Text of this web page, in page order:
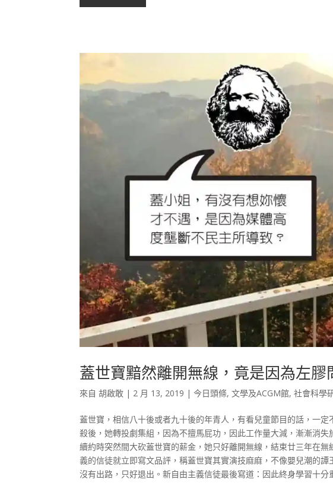
蓋世寶黯然離開無線，竟是因為左膠
來自胡啟敢 | 2 月 13, 2019 |今日頭條,文學及ACGM館,社會科學
蓋世寶，相信八十後或者九十後的年青人，有看兒童節目的話，一
殺後，她轉投劇集組，因為不擅馬屁功，因此工作量大減，漸漸消
續約時突然間大砍蓋世寶的薪金，她只好離開無線，結束廿三年在
義的信徒就立即寫文品評，稱蓋世寶其實演技麻麻，不像嬰兒潮的
沒有出路，只好退出。新自由主義信徒最後寫道：因此終身學習十分